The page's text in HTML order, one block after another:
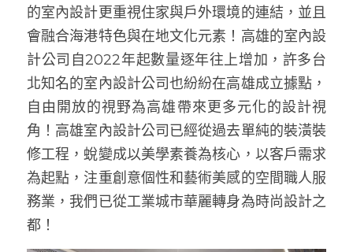
的室內設計更重視住家與戶外環境的連結，並且
會融合海港特色與在地文化元素！高雄的室內設
計公司自2022年起數量逐年往上增加，許多台
北知名的室內設計公司也紛紛在高雄成立據點，
自由開放的視野為高雄帶來更多元化的設計視
角！高雄室內設計公司已經從過去單純的裝潢裝
修工程，蛻變成以美學素養為核心，以客戶需求
為起點，注重創意個性和藝術美感的空間職人服
務業，我們已從工業城市華麗轉身為時尚設計之
都！